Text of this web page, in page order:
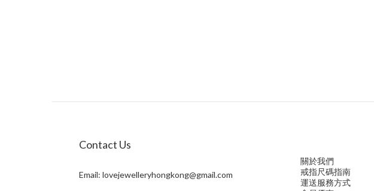
Contact Us
Email: lovejewelleryhongkong@gmail.com
關於我們
戒指尺碼指南
運送服務方式